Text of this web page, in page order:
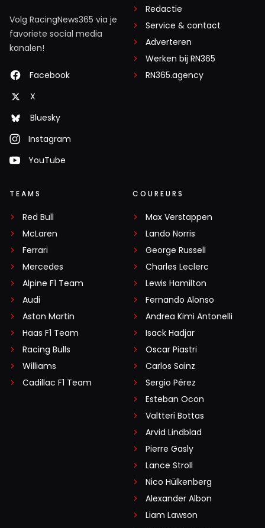
Volg RacingNews365 via je
favoriete social media
kanalen!
Facebook
X
Bluesky
Instagram
YouTube
Redactie
Service & contact
Adverteren
Werken bij RN365
RN365.agency
TEAMS
Red Bull
McLaren
Ferrari
Mercedes
Alpine F1 Team
Audi
Aston Martin
Haas F1 Team
Racing Bulls
Williams
Cadillac F1 Team
COUREURS
Max Verstappen
Lando Norris
George Russell
Charles Leclerc
Lewis Hamilton
Fernando Alonso
Andrea Kimi Antonelli
Isack Hadjar
Oscar Piastri
Carlos Sainz
Sergio Pérez
Esteban Ocon
Valtteri Bottas
Arvid Lindblad
Pierre Gasly
Lance Stroll
Nico Hülkenberg
Alexander Albon
Liam Lawson